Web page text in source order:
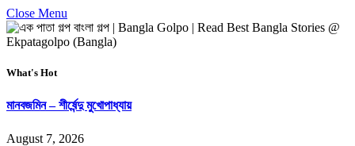
Close Menu
What's Hot
মানবজমিন – শীর্ষেন্দু মুখোপাধ্যায়
August 7, 2026